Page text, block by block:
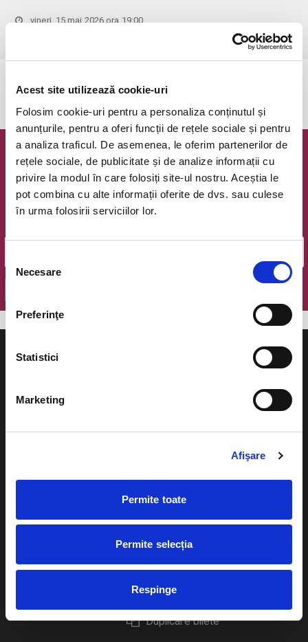
Acest site utilizează cookie-uri
Folosim cookie-uri pentru a personaliza conținutul și
anunțurile, pentru a oferi funcții de rețele sociale și pentru
a analiza traficul. De asemenea, le oferim partenerilor de
rețele sociale, de publicitate și de analize informații cu
privire la modul în care folosiți site-ul nostru. Aceștia le
pot combina cu alte informații oferite de dvs. sau culese
în urma folosirii serviciilor lor.
consimțământului
Necesare
Preferinţe
Statistici
Marketing
Afişare
Permite toate
Permite selecția
Respinge
vineri, 15 mai 2026 ora 19:00
vezi pe harta
Evenimentul a expirat.
Newsletter @ Bilete.ro
Oferte exclusive si o editie saptamanala cu cele mai noi
evenimente.
Cum comand bilete?
Plata online sau cash
eBilet printat acasa
Livrare prin curier
Returnare bilete
Duplicare bilete
Evenimente
festivaluri
Pentru copii